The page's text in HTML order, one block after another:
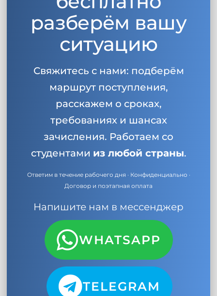
разберём вашу
ситуацию
Свяжитесь с нами: подберём
маршрут поступления,
расскажем о сроках,
требованиях и шансах
зачисления. Работаем со
студентами из любой страны.
Ответим в течение рабочего дня · Конфиденциально ·
Договор и поэтапная оплата
Напишите нам в мессенджер
WHATSAPP
TELEGRAM